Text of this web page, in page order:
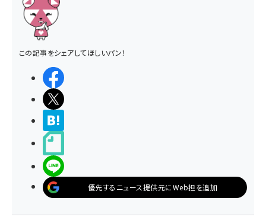
この記事をシェアしてほしいパン！
優先するニュース提供元にWeb担を追加